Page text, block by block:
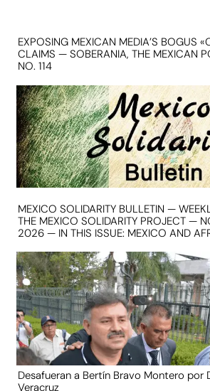
EXPOSING MEXICAN MEDIA’S BOGUS
CLAIMS — SOBERANIA, THE MEXICAN
NO. 114
MEXICO SOLIDARITY BULLETIN —
THE MEXICO SOLIDARITY PROJECT —
2026 — IN THIS ISSUE: MEXICO AND
Desafueran a Bertín Bravo Montero por
Veracruz